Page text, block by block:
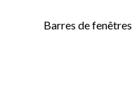
Barres de fenêtres